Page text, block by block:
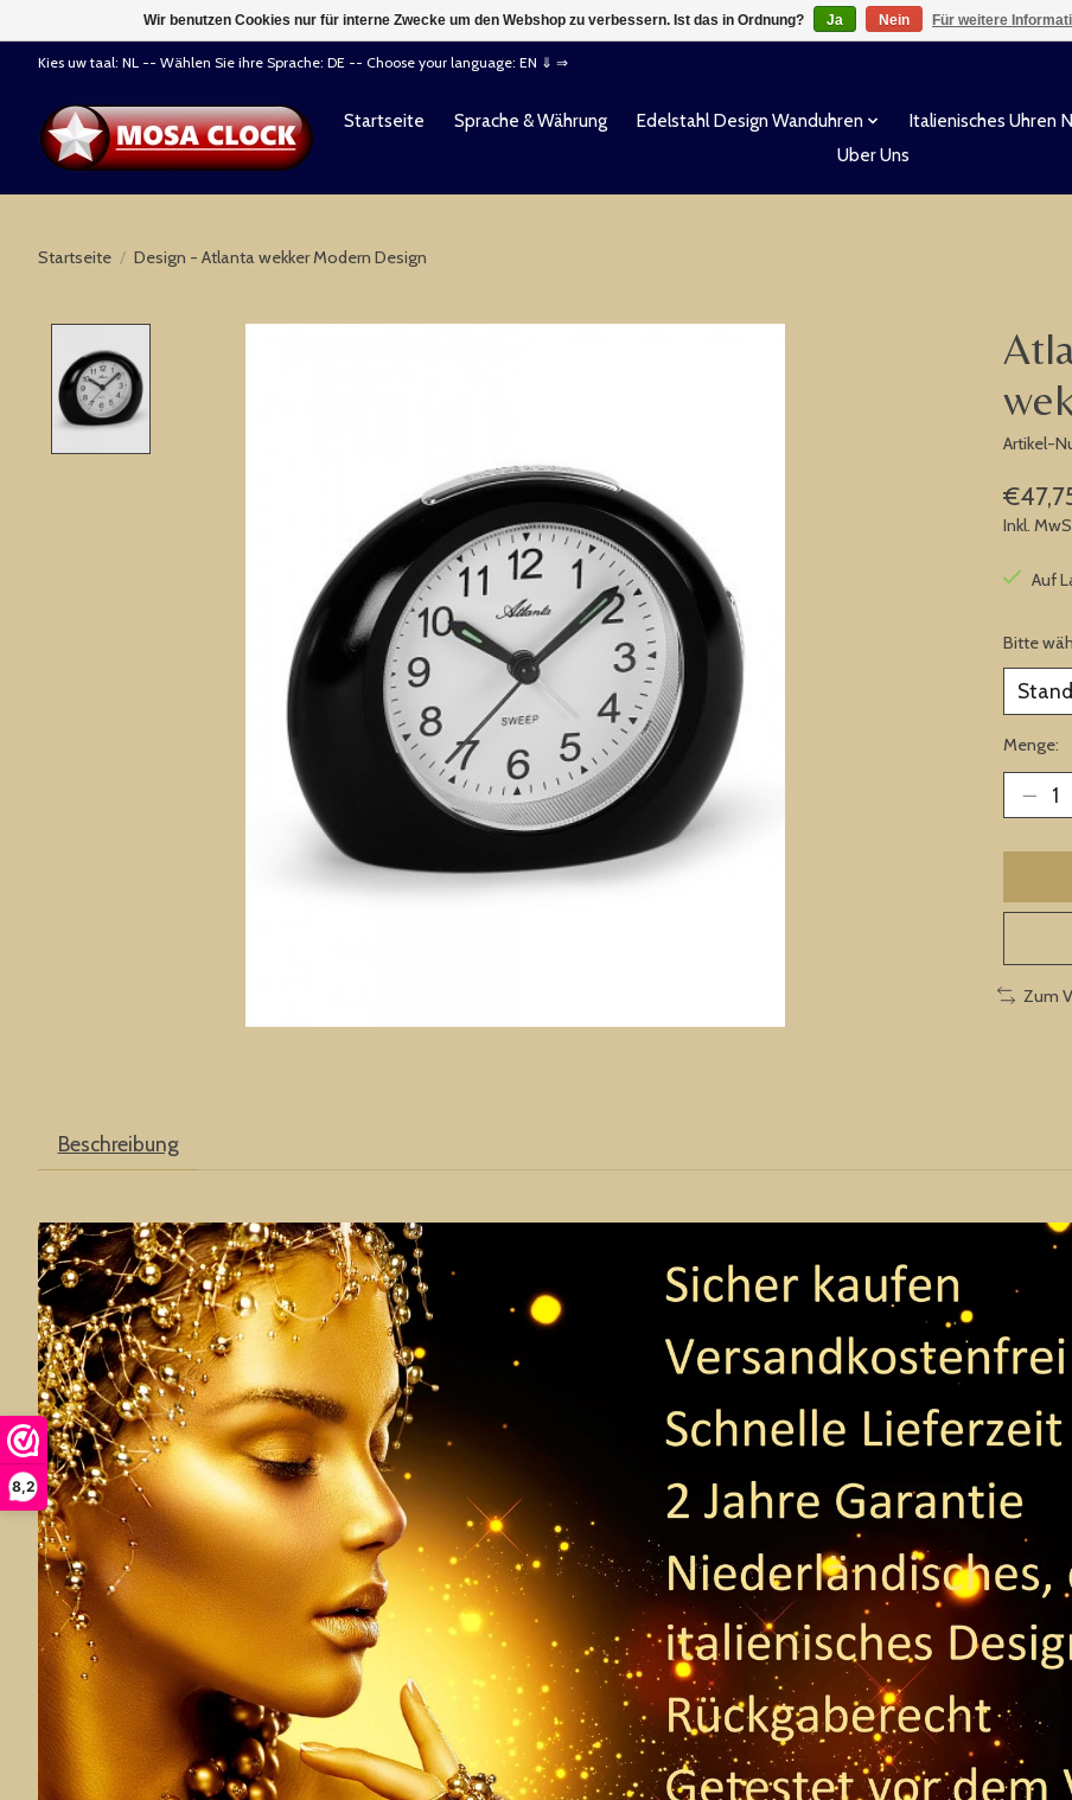
8,2
Kies uw taal: NL -- Wählen Sie ihre Sprache: DE -- Choose your language: EN ⇓ ⇒
Startseite Sprache & Währung Edelstahl Design Wanduhren Italienisches Uhren
Uber Uns
Startseite / Design - Atlanta wekker Modern Design
Artikel-
Inkl.
Auf
Bitte
Menge:
Zum
Beschreibung
Wir benutzen Cookies nur für interne Zwecke um den Webshop zu verbessern. Ist das in Ordnung? Ja Nein Für weitere